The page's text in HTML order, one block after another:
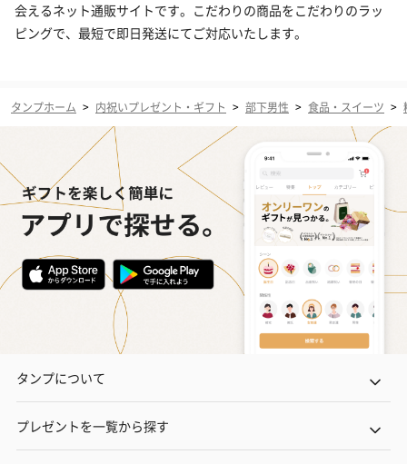
会えるネット通販サイトです。こだわりの商品をこだわりのラッ
ピングで、最短で即日発送にてご対応いたします。
タンプホーム > 内祝いプレゼント・ギフト > 部下男性 > 食品・スイーツ >
タンプについて
プレゼントを一覧から探す